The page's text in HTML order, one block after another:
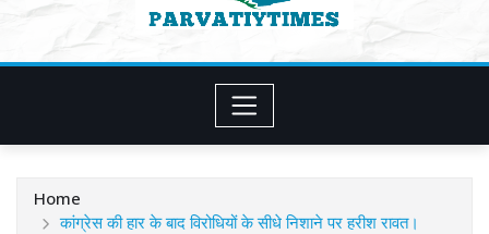
Home
कांग्रेस की हार के बाद विरोधियों के सीधे निशाने पर हरीश रावत।